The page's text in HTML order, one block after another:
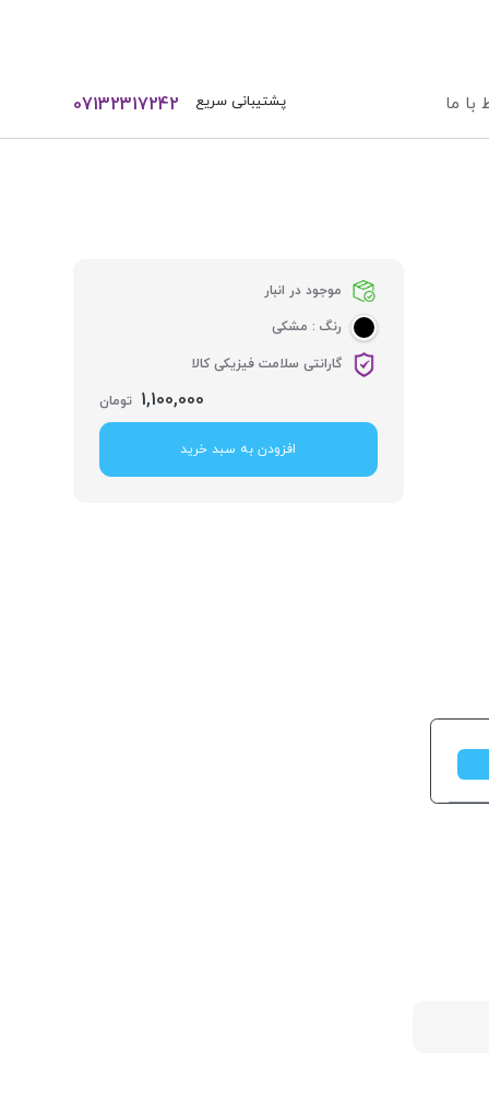
07132317242 پشتیبانی سریع با ما
موجود در انبار
رنگ : مشکی
گارانتی سلامت فیزیکی کالا
1,100,000 تومان
افزودن به سبد خرید